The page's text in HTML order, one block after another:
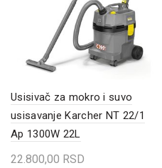
Usisivač za mokro i suvo
usisavanje Karcher NT 22/1
Ap 1300W 22L
22.800,00 RSD